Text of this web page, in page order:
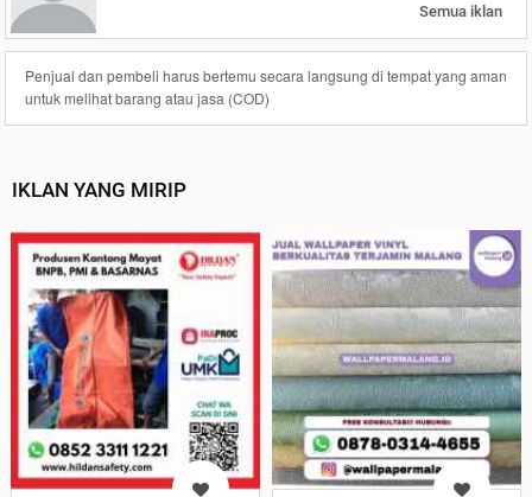
Semua iklan
Penjual dan pembeli harus bertemu secara langsung di tempat yang aman
untuk melihat barang atau jasa (COD)
IKLAN YANG MIRIP